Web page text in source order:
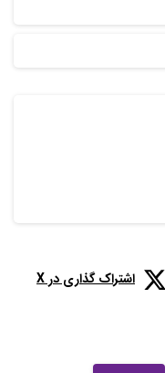
اشتراک گذاری در X